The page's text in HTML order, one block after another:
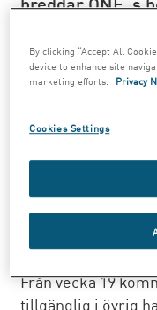
ONE-
kommer att ingå i
ONE RÖD
fredag vecka 18
och Strömstad)
Från vecka 19
tillgänglig i övrig
By clicking “Accept All
device to enhance site
marketing efforts.
Privacy
Cookies Settings